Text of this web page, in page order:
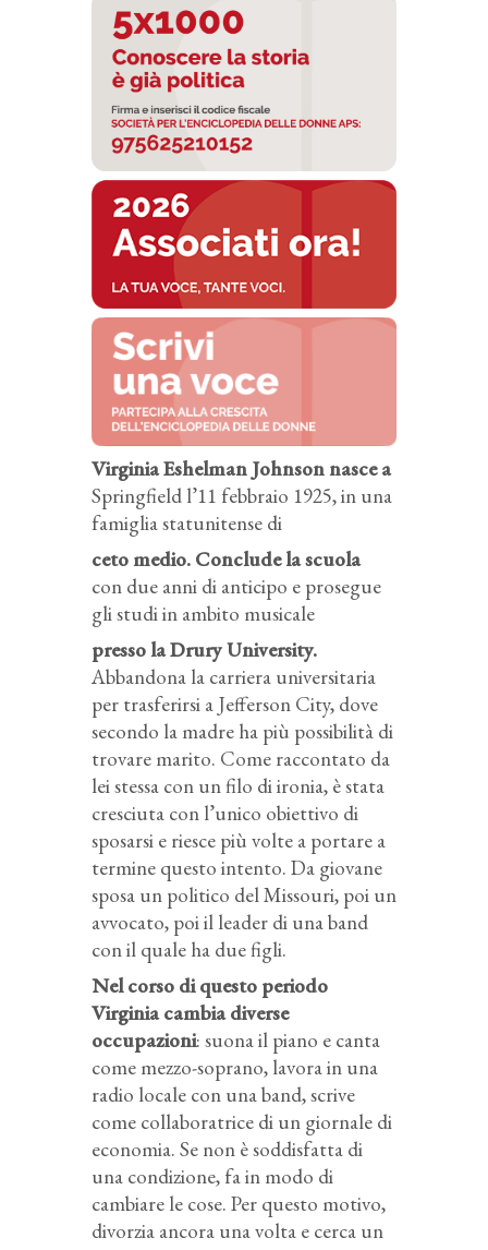
Virginia Eshelman Johnson nasce a
Springfield l’11 febbraio 1925, in una
famiglia statunitense di
ceto medio. Conclude la scuola
con due anni di anticipo e prosegue
gli studi in ambito musicale
presso la Drury University.
Abbandona la carriera universitaria
per trasferirsi a Jefferson City, dove
secondo la madre ha più possibilità di
trovare marito. Come raccontato da
lei stessa con un filo di ironia, è stata
cresciuta con l’unico obiettivo di
sposarsi e riesce più volte a portare a
termine questo intento. Da giovane
sposa un politico del Missouri, poi un
avvocato, poi il leader di una band
con il quale ha due figli.
Nel corso di questo periodo
Virginia cambia diverse
occupazioni: suona il piano e canta
come mezzo-soprano, lavora in una
radio locale con una band, scrive
come collaboratrice di un giornale di
economia. Se non è soddisfatta di
una condizione, fa in modo di
cambiare le cose. Per questo motivo,
divorzia ancora una volta e cerca un